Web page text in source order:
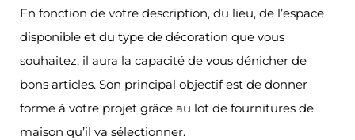
En fonction de votre description, du lieu, de l’espace
disponible et du type de décoration que vous
souhaitez, il aura la capacité de vous dénicher de
bons articles. Son principal objectif est de donner
forme à votre projet grâce au lot de fournitures de
maison qu’il va sélectionner.